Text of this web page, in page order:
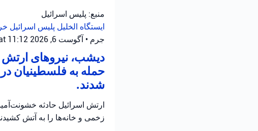
منبع: پلیس اسرائیل
ایستگاه الخلیل پلیس اسرائیل
جرم • آگوست 6, 2026 at 11:12 ق.ظ
دیشب، نیروهای ارتش
حمله به فلسطینیان
شدند.
ارتش اسرائیل حادثه
زخمی و خانه‌ها را به آتش